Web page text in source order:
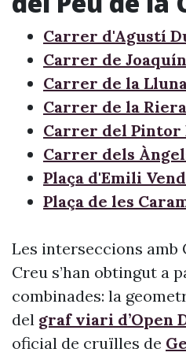
Carrer d'Agustí
Carrer de
Carrer de la
Carrer de la
Carrer del Pintor
Carrer dels
Plaça d'Emili
Plaça de les
Les interseccions amb
Creu s’han obtingut a
combinades: la
del graf viari d’Open
oficial de cruïlles de